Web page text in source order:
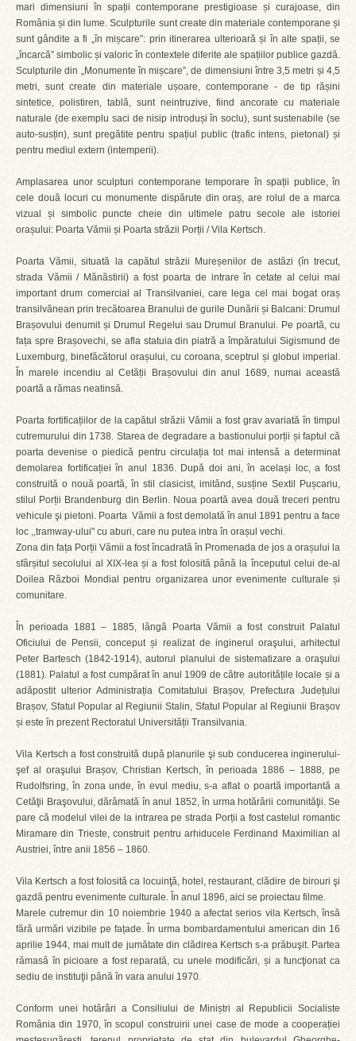
mari dimensiuni în spații contemporane prestigioase și curajoase, din
România și din lume. Sculpturile sunt create din materiale contemporane și
sunt gândite a fi „în mișcare”: prin itinerarea ulterioară și în alte spații, se
„încarcă” simbolic și valoric în contextele diferite ale spațiilor publice gazdă.
Sculpturile din „Monumente în mișcare”, de dimensiuni între 3,5 metri și 4,5
metri, sunt create din materiale ușoare, contemporane - de tip rășini
sintetice, polistiren, tablă, sunt neintruzive, fiind ancorate cu materiale
naturale (de exemplu saci de nisip introduși în soclu), sunt sustenabile (se
auto-susțin), sunt pregătite pentru spațiul public (trafic intens, pietonal) și
pentru mediul extern (intemperii).
Amplasarea unor sculpturi contemporane temporare în spații publice, în
cele două locuri cu monumente dispărute din oraș, are rolul de a marca
vizual și simbolic puncte cheie din ultimele patru secole ale istoriei
orașului: Poarta Vămii și Poarta străzii Porții / Vila Kertsch.
Poarta Vămii, situată la capătul străzii Mureșenilor de astăzi (în trecut,
strada Vămii / Mănăstirii) a fost poarta de intrare în cetate al celui mai
important drum comercial al Transilvaniei, care lega cel mai bogat oraș
transilvănean prin trecătoarea Branului de gurile Dunării și Balcani: Drumul
Brașovului denumit și Drumul Regelui sau Drumul Branului. Pe poartă, cu
fața spre Brașovechi, se afla statuia din piatră a împăratului Sigismund de
Luxemburg, binefăcătorul orașului, cu coroana, sceptrul și globul imperial.
În marele incendiu al Cetății Brașovului din anul 1689, numai această
poartă a rămas neatinsă.
Poarta fortificațiilor de la capătul străzii Vămii a fost grav avariată în timpul
cutremurului din 1738. Starea de degradare a bastionului porții și faptul că
poarta devenise o piedică pentru circulația tot mai intensă a determinat
demolarea fortificației în anul 1836. După doi ani, în același loc, a fost
construită o nouă poartă, în stil clasicist, imitând, susține Sextil Pușcariu,
stilul Porții Brandenburg din Berlin. Noua poartă avea două treceri pentru
vehicule şi pietoni. Poarta Vămii a fost demolată în anul 1891 pentru a face
loc ,,tramway-ului" cu aburi, care nu putea intra în orașul vechi.
Zona din fața Porții Vămii a fost încadrată în Promenada de jos a orașului la
sfârșitul secolului al XIX-lea și a fost folosită până la începutul celui de-al
Doilea Război Mondial pentru organizarea unor evenimente culturale și
comunitare.
În perioada 1881 – 1885, lângă Poarta Vămii a fost construit Palatul
Oficiului de Pensii, conceput și realizat de inginerul oraşului, arhitectul
Peter Bartesch (1842-1914), autorul planului de sistematizare a oraşului
(1881). Palatul a fost cumpărat în anul 1909 de către autoritățile locale și a
adăpostit ulterior Administrația Comitatului Brașov, Prefectura Județului
Brașov, Sfatul Popular al Regiunii Stalin, Sfatul Popular al Regiunii Brașov
și este în prezent Rectoratul Universității Transilvania.
Vila Kertsch a fost construită după planurile şi sub conducerea inginerului-
şef al oraşului Brașov, Christian Kertsch, în perioada 1886 – 1888, pe
Rudolfsring, în zona unde, în evul mediu, s-a aflat o poartă importantă a
Cetăţii Braşovului, dărâmată în anul 1852, în urma hotărârii comunităţii. Se
pare că modelul vilei de la intrarea pe strada Porții a fost castelul romantic
Miramare din Trieste, construit pentru arhiducele Ferdinand Maximilian al
Austriei, între anii 1856 – 1860.
Vila Kertsch a fost folosită ca locuinţă, hotel, restaurant, clădire de birouri şi
gazdă pentru evenimente culturale. În anul 1896, aici se proiectau filme.
Marele cutremur din 10 noiembrie 1940 a afectat serios vila Kertsch, însă
fără urmări vizibile pe fațade. În urma bombardamentului american din 16
aprilie 1944, mai mult de jumătate din clădirea Kertsch s-a prăbuşit. Partea
rămasă în picioare a fost reparată, cu unele modificări, și a funcţionat ca
sediu de instituţii până în vara anului 1970.
Conform unei hotărâri a Consiliului de Miniștri al Republicii Socialiste
România din 1970, în scopul construirii unei case de mode a cooperației